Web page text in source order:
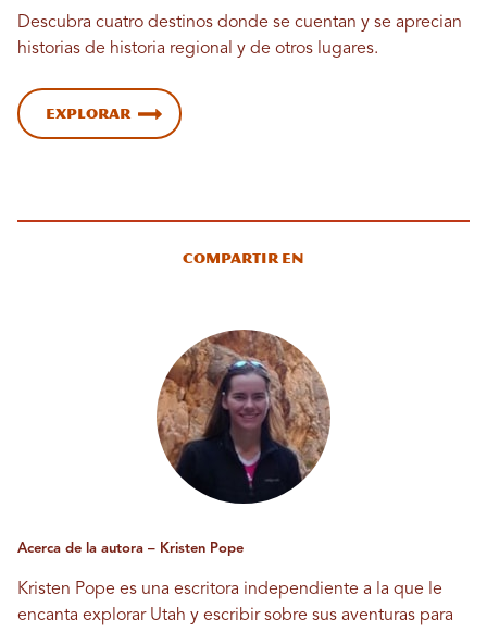
Descubra cuatro destinos donde se cuentan y se aprecian
historias de historia regional y de otros lugares.
Explorar
Compartir en
Acerca de la autora – Kristen Pope
Kristen Pope es una escritora independiente a la que le
encanta explorar Utah y escribir sobre sus aventuras para